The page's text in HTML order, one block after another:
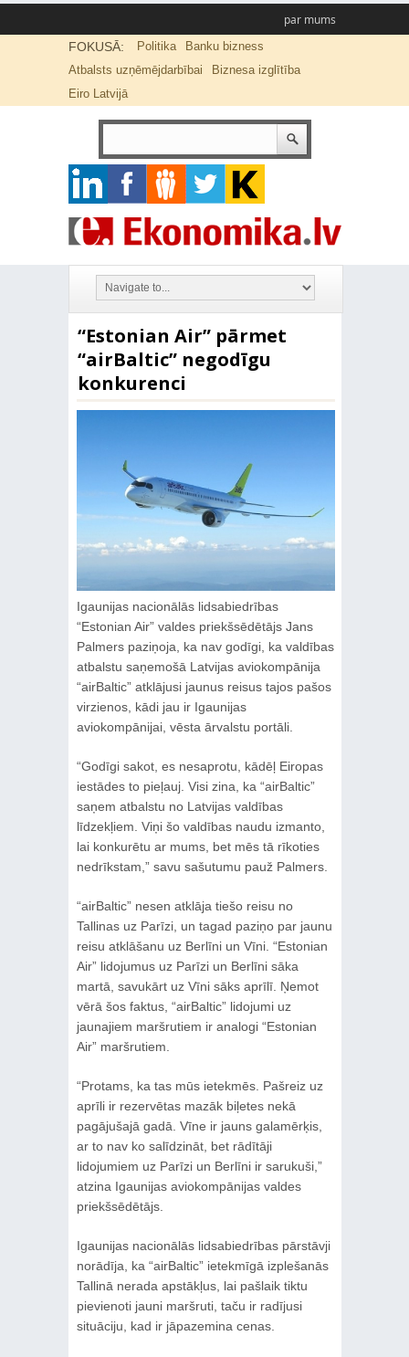
par mums
FOKUSĀ: Politika
Banku bizness
Atbalsts uzņēmējdarbībai
Biznesa izglītība
Eiro Latvijā
“Estonian Air” pārmet
“airBaltic” negodīgu
konkurenci
Igaunijas nacionālās lidsabiedrības
“Estonian Air” valdes priekšsēdētājs Jans
Palmers paziņoja, ka nav godīgi, ka valdības
atbalstu saņemošā Latvijas aviokompānija
“airBaltic” atklājusi jaunus reisus tajos pašos
virzienos, kādi jau ir Igaunijas
aviokompānijai, vēsta ārvalstu portāli.
“Godīgi sakot, es nesaprotu, kādēļ Eiropas
iestādes to pieļauj. Visi zina, ka “airBaltic”
saņem atbalstu no Latvijas valdības
līdzekļiem. Viņi šo valdības naudu izmanto,
lai konkurētu ar mums, bet mēs tā rīkoties
nedrīkstam,” savu sašutumu pauž Palmers.
“airBaltic” nesen atklāja tiešo reisu no
Tallinas uz Parīzi, un tagad paziņo par jaunu
reisu atklāšanu uz Berlīni un Vīni. “Estonian
Air” lidojumus uz Parīzi un Berlīni sāka
martā, savukārt uz Vīni sāks aprīlī. Ņemot
vērā šos faktus, “airBaltic” lidojumi uz
jaunajiem maršrutiem ir analogi “Estonian
Air” maršrutiem.
“Protams, ka tas mūs ietekmēs. Pašreiz uz
aprīli ir rezervētas mazāk biļetes nekā
pagājušajā gadā. Vīne ir jauns galamērķis,
ar to nav ko salīdzināt, bet rādītāji
lidojumiem uz Parīzi un Berlīni ir sarukuši,”
atzina Igaunijas aviokompānijas valdes
priekšsēdētājs.
Igaunijas nacionālās lidsabiedrības pārstāvji
norādīja, ka “airBaltic” ietekmīgā izplešanās
Tallinā nerada apstākļus, lai pašlaik tiktu
pievienoti jauni maršruti, taču ir radījusi
situāciju, kad ir jāpazemina cenas.